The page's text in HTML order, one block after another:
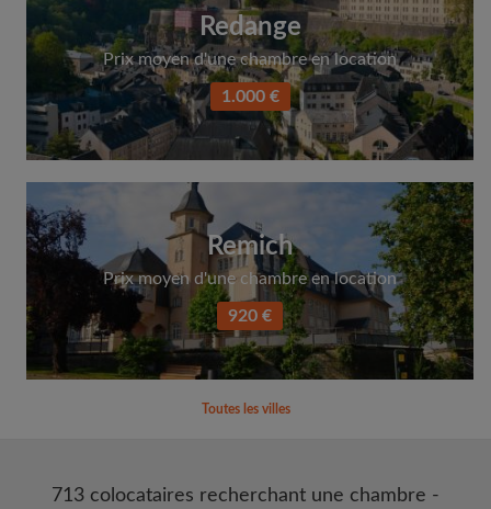
Redange
Prix moyen d'une chambre en location
1.000 €
Remich
Prix moyen d'une chambre en location
920 €
Toutes les villes
713 colocataires recherchant une chambre -